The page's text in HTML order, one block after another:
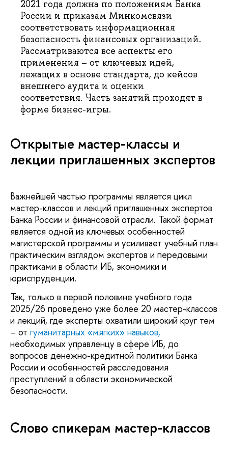
2021 года должна по положениям Банка
России и приказам Минкомсвязи
соответствовать информационная
безопасность финансовых организаций.
Рассматриваются все аспекты его
применения – от ключевых идей,
лежащих в основе стандарта, до кейсов
внешнего аудита и оценки
соответствия. Часть занятий проходят в
форме бизнес-игры.
Открытые мастер-классы и
лекции приглашенных экспертов
Важнейшей частью программы является цикл
мастер-классов и лекций приглашенных экспертов
Банка России и финансовой отрасли. Такой формат
является одной из ключевых особенностей
магистерской программы и усиливает учебный план
практическим взглядом экспертов и передовыми
практиками в области ИБ, экономики и
юриспруденции.
Так, только в первой половине учебного года
2025/26 проведено уже более 20 мастер-классов
и лекций, где эксперты охватили широкий круг тем
– от гуманитарных «мягких» навыков,
необходимых управленцу в сфере ИБ, до
вопросов денежно-кредитной политики Банка
России и особенностей расследования
преступлений в области экономической
безопасности.
Слово спикерам мастер-классов